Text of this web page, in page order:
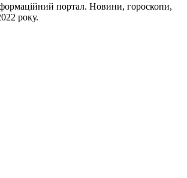
портал. Новини, гороскопи,
року.